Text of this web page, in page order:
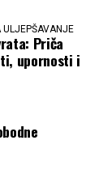
Priča
upornosti i